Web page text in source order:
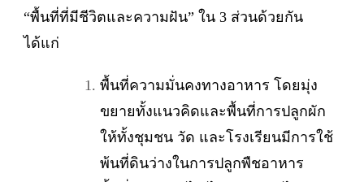
“พื้นที่ที่มีชีวิตและความฝัน” ใน 3 ส่วนด้วยกัน
ได้แก่
พื้นที่ความมั่นคงทางอาหาร โดยมุ่ง
ขยายทั้งแนวคิดและพื้นที่การปลูกผัก
ให้ทั้งชุมชน วัด และโรงเรียนมีการใช้
พ้นที่ดินว่างในการปลูกพืชอาหาร